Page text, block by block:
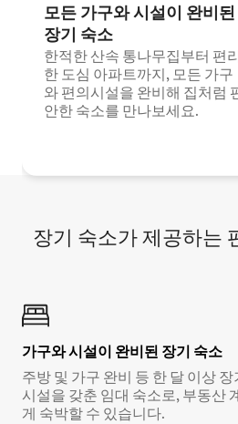
모든 가구와 시설이 완비된
장기 숙소
한적한 산속 통나무집부터 편
한 도심 아파트까지, 모든 가구
와 편의시설을 완비해 집처럼
안한 숙소를 만나보세요.
장기 숙소가 제공하는
가구와 시설이 완비된 장기 숙소
주방 및 가구 완비 등 한 달 이상
시설을 갖춘 임대 숙소로, 부동산
게 숙박할 수 있습니다.